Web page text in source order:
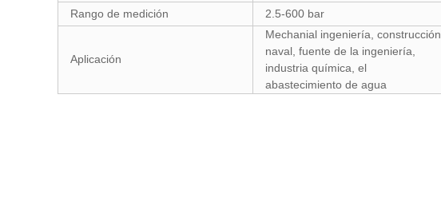
Rango de medición 2.5-600 bar
Aplicación
Mechanial ingeniería, construcción
naval, fuente de la ingeniería,
industria química, el
abastecimiento de agua